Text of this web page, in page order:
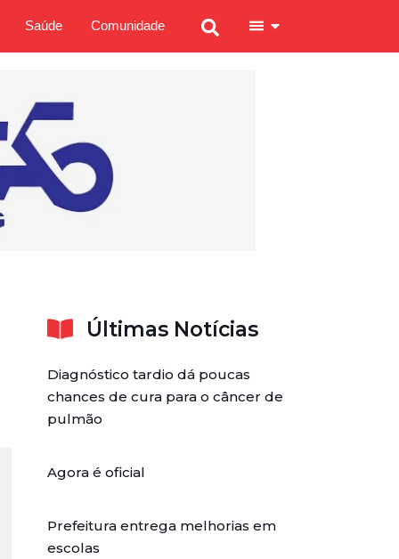
Saúde Comunidade
Últimas Notícias
Diagnóstico tardio dá poucas
chances de cura para o câncer de
pulmão
Agora é oficial
Prefeitura entrega melhorias em
escolas